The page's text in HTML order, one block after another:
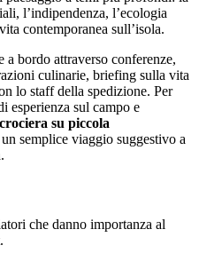
l’indipendenza, l’ecologia
contemporanea sull’isola.
bordo attraverso conferenze,
culinarie, briefing sulla vita
lo staff della spedizione. Per
esperienza sul campo e
su piccola
semplice viaggio suggestivo a
che danno importanza al